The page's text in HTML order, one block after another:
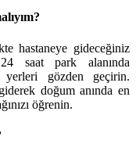
hastaneye gideceğiniz
saat park alanında
yerleri gözden geçirin.
doğum anında en
öğrenin.